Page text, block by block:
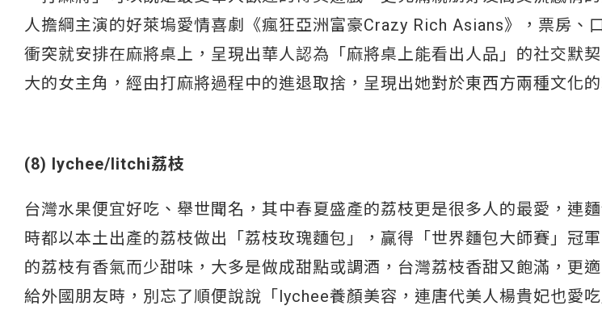
人擔綱主演的好萊塢愛情喜劇《瘋狂亞洲富豪Crazy Rich Asians》，票房、
衝突就安排在麻將桌上，呈現出華人認為「麻將桌上能看出人品」的社交默
大的女主角，經由打麻將過程中的進退取捨，呈現出她對於東西方兩種文化的
(8) lychee/litchi荔枝
台灣水果便宜好吃、舉世聞名，其中春夏盛產的荔枝更是很多人的最愛，連
時都以本土出產的荔枝做出「荔枝玫瑰麵包」，贏得「世界麵包大師賽」冠
的荔枝有香氣而少甜味，大多是做成甜點或調酒，台灣荔枝香甜又飽滿，更
給外國朋友時，別忘了順便說說「lychee養顏美容，連唐代美人楊貴妃也愛吃